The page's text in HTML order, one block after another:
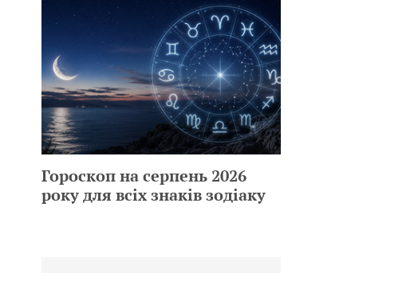
Гороскоп на серпень 2026
року для всіх знаків зодіаку